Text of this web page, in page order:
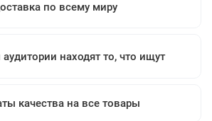
по всему миру
находят то, что ищут
качества на все товары